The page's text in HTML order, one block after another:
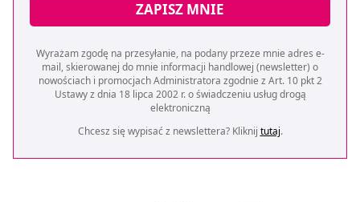
ZAPISZ MNIE
Wyrażam zgodę na przesyłanie, na podany przeze mnie adres e-
mail, skierowanej do mnie informacji handlowej (newsletter) o
nowościach i promocjach Administratora zgodnie z Art. 10 pkt 2
Ustawy z dnia 18 lipca 2002 r. o świadczeniu usług drogą
elektroniczną
Chcesz się wypisać z newslettera? Kliknij tutaj.